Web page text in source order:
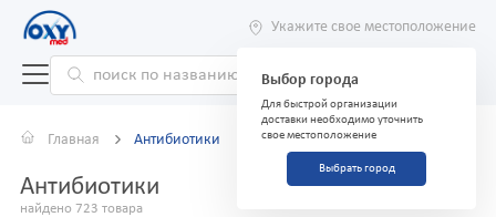
Укажите свое местоположение
Выбор города
Для быстрой организации
доставки необходимо уточнить
свое местоположение
Выбрать город
Главная Антибиотики
Антибиотики
найдено 723 товара